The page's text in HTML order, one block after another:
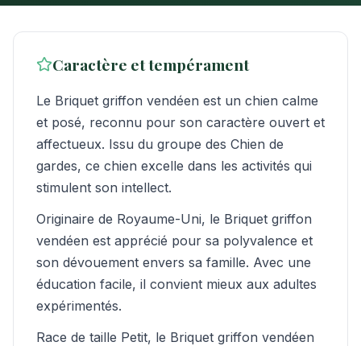
Caractère et tempérament
Le Briquet griffon vendéen est un chien calme
et posé, reconnu pour son caractère ouvert et
affectueux. Issu du groupe des Chien de
gardes, ce chien excelle dans les activités qui
stimulent son intellect.
Originaire de Royaume-Uni, le Briquet griffon
vendéen est apprécié pour sa polyvalence et
son dévouement envers sa famille. Avec une
éducation facile, il convient mieux aux adultes
expérimentés.
Race de taille Petit, le Briquet griffon vendéen